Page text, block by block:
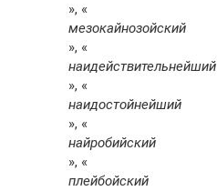
», «
мезокайнозойский
», «
наидействительнейший
», «
наидостойнейший
», «
найробийский
», «
плейбойский